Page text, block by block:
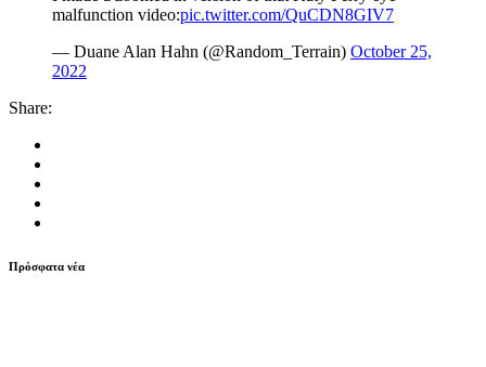
malfunction video:pic.twitter.com/QuCDN8GIV7
— Duane Alan Hahn (@Random_Terrain) October 25,
2022
Share:
Πρόσφατα νέα